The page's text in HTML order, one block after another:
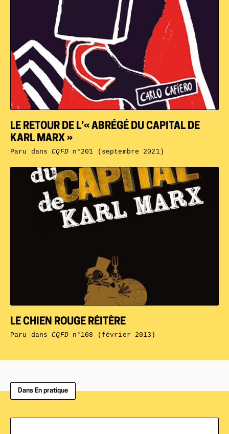
LE CHIEN ROUGE RÉITÈRE
Paru dansCQFDn°108 (février 2013)
LE RETOUR DE L’« ABRÉGÉ DU CAPITAL DE
KARL MARX »
Paru dansCQFDn°201 (septembre 2021)
Dans En pratique